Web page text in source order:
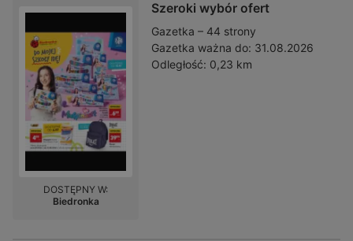
Szeroki wybór ofert
Gazetka – 44 strony
Gazetka ważna do: 31.08.2026
Odległość: 0,23 km
DOSTĘPNY W:
Biedronka